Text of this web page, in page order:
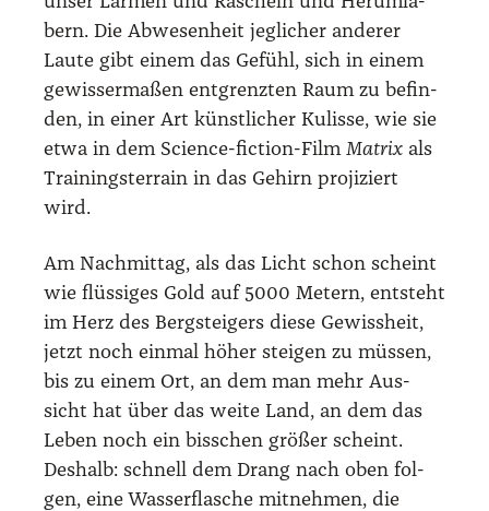
bern. Die Abwe­sen­heit jeg­li­cher ande­rer
Lau­te gibt einem das Gefühl, sich in einem
gewis­ser­ma­ßen ent­grenz­ten Raum zu befin­
den, in einer Art künst­li­cher Kulis­se, wie sie
etwa in dem Sci­ence-fic­tion-Film Matrix als
Trai­nings­ter­rain in das Gehirn pro­ji­ziert
wird.
Am Nach­mit­tag, als das Licht schon scheint
wie flüs­si­ges Gold auf 5000 Metern, ent­steht
im Herz des Berg­stei­gers die­se Gewiss­heit,
jetzt noch ein­mal höher stei­gen zu müs­sen,
bis zu einem Ort, an dem man mehr Aus­
sicht hat über das wei­te Land, an dem das
Leben noch ein biss­chen grö­ßer scheint.
Des­halb: schnell dem Drang nach oben fol­
gen, eine Was­ser­fla­sche mit­neh­men, die